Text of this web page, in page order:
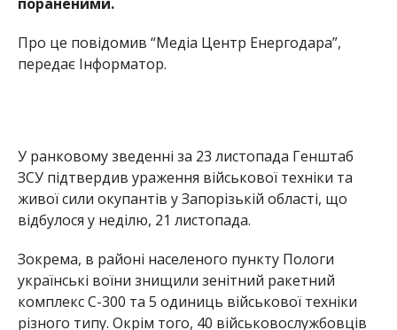
Зокрема, в районі населеного пункту Пологи
українські воїни знищили зенітний ракетний
комплекс С-300 та 5 одиниць військової техніки
різного типу. Окрім того, 40 військовослужбовців
ступенів тяжкості.
Раніше ми повідомили про те, що в Запорізькій
областіокупанти обстрілялипологовий будинок.